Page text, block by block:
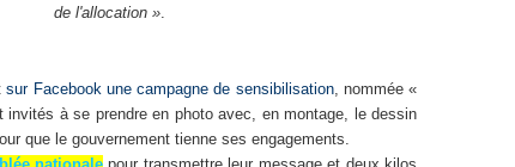
de l'allocation »
sur Facebook une campagne de sensibilisation, nommée «
à se prendre en photo avec, en montage, le dessin
que le gouvernement tienne ses engagements.